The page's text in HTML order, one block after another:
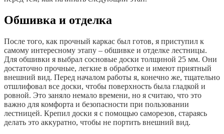
Обшивка и отделка
После того, как прочный каркас был готов, я приступил к
самому интересному этапу – обшивке и отделке лестницы.
Для обшивки я выбрал сосновые доски толщиной 25 мм. Они
достаточно прочные, легкие в обработке и имеют приятный
внешний вид. Перед началом работы я, конечно же, тщательно
отшлифовал все доски, чтобы поверхность была гладкой и
ровной. Это заняло немало времени, но я считаю, что это
важно для комфорта и безопасности при пользовании
лестницей. Крепил доски я с помощью саморезов, стараясь
делать это аккуратно, чтобы не портить внешний вид.